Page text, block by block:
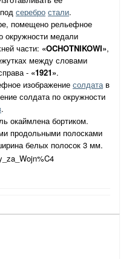
под серебро стали.
помещено рельефное
окружности медали
части: «OCHOTNIKOWI»,
между словами
- «1921».
изображение солдатав
солдата по окружности
.
окаймлена бортиком.
продольными полосками
белых полосок 3 мм.